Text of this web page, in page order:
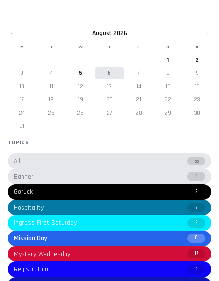
‹ August 2026
M T W T F S S
1
2
3
4 5 6 7 8
9
10
11 12 13 14 15
16
17
18 19 20 21 22
23
24
25 26 27 28 29
30
31
TOPICS
All 55
Banner 1
Goruck 2
Hospitality 7
Ingress First Saturday 3
Mission Day 0
Mystery Wednesday 17
Registration 1